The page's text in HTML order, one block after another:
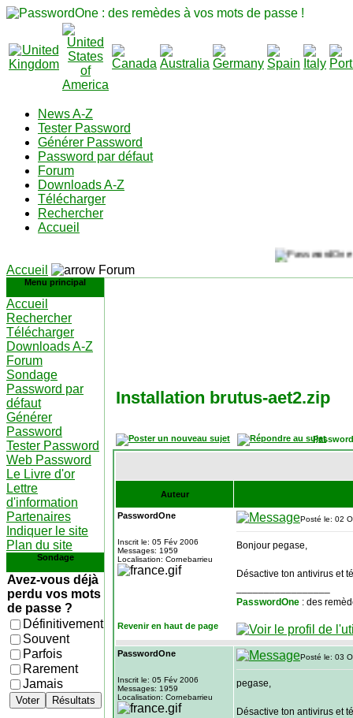
News A-Z
Tester Password
Générer Password
Password par défaut
Forum
Downloads A-Z
Télécharger
Rechercher
Accueil
Accueil Forum
Menu principal
Accueil
Rechercher
Télécharger
Downloads A-Z
Forum
Sondage
Password par
défaut
Générer
Password
Tester Password
Web Password
Le Livre d'or
Lettre
d'information
Partenaires
Indiquer le site
Plan du site
Sondage
Avez-vous déjà
perdu vos mots
de passe ?
Définitivement
Souvent
Parfois
Rarement
Jamais
Voter Résultats
Installation brutus-aet2.zip
Auteur
PasswordOne
Inscrit le: 05 Fév 2006
Messages: 1959
Localisation: Cornebarrieu
Posté le: 02
Bonjour pegase,
Désactive ton antivirus et
PasswordOne : des
Revenir en haut de page
PasswordOne
Inscrit le: 05 Fév 2006
Messages: 1959
Localisation: Cornebarrieu
Posté le: 03
pegase,
Désactive ton antivirus et